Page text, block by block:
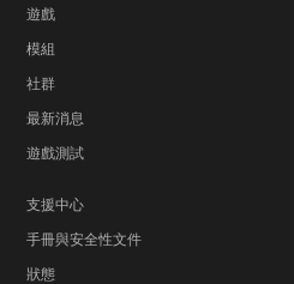
遊戲
模組
社群
最新消息
遊戲測試
支援中心
手冊與安全性文件
狀態